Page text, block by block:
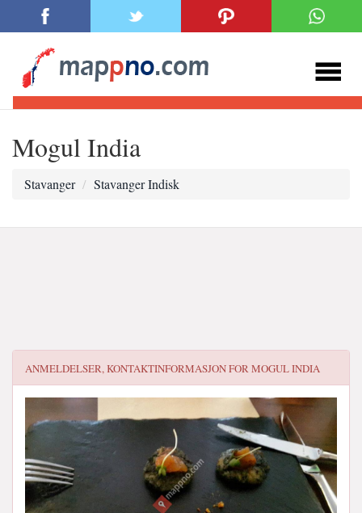
Mogul India
Stavanger Stavanger Indisk
ANMELDELSER, KONTAKTINFORMASJON FORMOGUL INDIA